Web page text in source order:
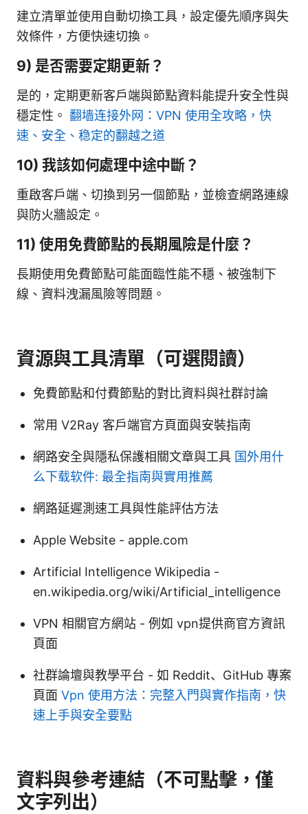
建立清單並使用自動切換工具，設定優先順序與失
效條件，方便快速切換。
9) 是否需要定期更新？
是的，定期更新客戶端與節點資料能提升安全性與
穩定性。 翻墙连接外网：VPN 使用全攻略，快
速、安全、稳定的翻越之道
10) 我該如何處理中途中斷？
重啟客戶端、切換到另一個節點，並檢查網路連線
與防火牆設定。
11) 使用免費節點的長期風險是什麼？
長期使用免費節點可能面臨性能不穩、被強制下
線、資料洩漏風險等問題。
資源與工具清單（可選閱讀）
免費節點和付費節點的對比資料與社群討論
常用 V2Ray 客戶端官方頁面與安裝指南
網路安全與隱私保護相關文章與工具 国外用什
么下载软件: 最全指南與實用推薦
網路延遲測速工具與性能評估方法
Apple Website - apple.com
Artificial Intelligence Wikipedia -
en.wikipedia.org/wiki/Artificial_intelligence
VPN 相關官方網站 - 例如 vpn提供商官方資訊
頁面
社群論壇與教學平台 - 如 Reddit、GitHub 專案
頁面 Vpn 使用方法：完整入門與實作指南，快
速上手與安全要點
資料與參考連結（不可點擊，僅
文字列出）